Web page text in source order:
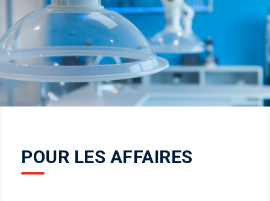
POUR LES AFFAIRES